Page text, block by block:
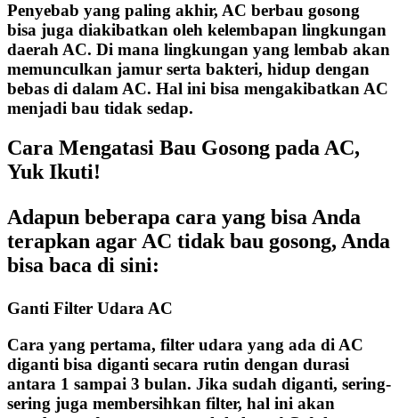
Penyebab yang paling akhir, AC berbau gosong
bisa juga diakibatkan oleh kelembapan lingkungan
daerah AC. Di mana lingkungan yang lembab akan
memunculkan jamur serta bakteri, hidup dengan
bebas di dalam AC. Hal ini bisa mengakibatkan AC
menjadi bau tidak sedap.
Cara Mengatasi Bau Gosong pada AC,
Yuk Ikuti!
Adapun beberapa cara yang bisa Anda
terapkan agar AC tidak bau gosong, Anda
bisa baca di sini:
Ganti Filter Udara AC
Cara yang pertama, filter udara yang ada di AC
diganti bisa diganti secara rutin dengan durasi
antara 1 sampai 3 bulan. Jika sudah diganti, sering-
sering juga membersihkan filter, hal ini akan